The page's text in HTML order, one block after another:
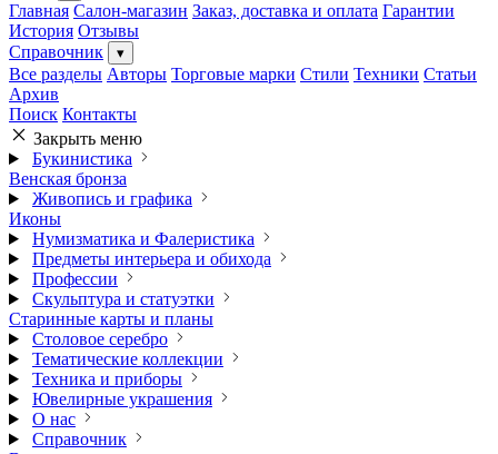
Главная Салон-магазин Заказ, доставка и оплата Гарантии
История Отзывы
Справочник
▾
Все разделы Авторы Торговые марки Стили Техники Статьи
Архив
Поиск Контакты
Закрыть меню
Букинистика
Венская бронза
Живопись и графика
Иконы
Нумизматика и Фалеристика
Предметы интерьера и обихода
Профессии
Скульптура и статуэтки
Старинные карты и планы
Столовое серебро
Тематические коллекции
Техника и приборы
Ювелирные украшения
О нас
Справочник